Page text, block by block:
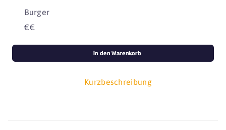
Burger
€€
Kurzbeschreibung
in den Warenkorb